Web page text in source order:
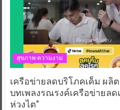
สุขภาพ-ความงาม
เครือข่ายลดบริโภคเค็ม ผลิ
บทเพลงรณรงค์เครือข่ายลด
ห่วงไต”